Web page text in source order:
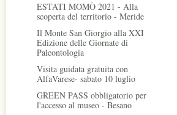
ESTATI MOMÒ 2021 - Alla
scoperta del territorio - Meride
Il Monte San Giorgio alla XXI
Edizione delle Giornate di
Paleontologia
Visita guidata gratuita con
AlfaVarese- sabato 10 luglio
GREEN PASS obbligatorio per
l'accesso al museo - Besano